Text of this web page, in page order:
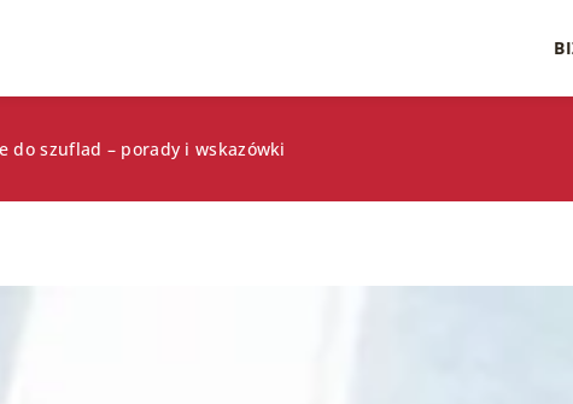
do szuflad – porady i wskazówki